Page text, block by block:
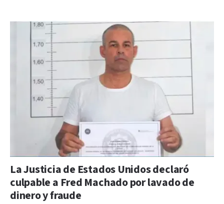
La Justicia de Estados Unidos declaró
culpable a Fred Machado por lavado de
dinero y fraude